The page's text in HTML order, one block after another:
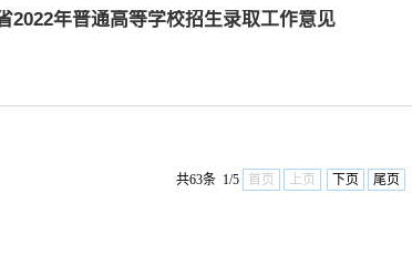
2022年普通高等学校招生录取工作意见
共63条 1/5 首页 上页 下页 尾页